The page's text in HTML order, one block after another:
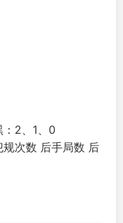
2、1、0
规次数 后手局数 后